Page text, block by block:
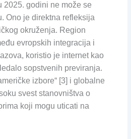
2025. godini ne može se
Ono je direktna refleksija
okruženja. Region
evropskih integracija i
koristio je internet kao
sopstvenih previranja.
izbore“ [3] i globalne
svest stanovništva o
koji mogu uticati na